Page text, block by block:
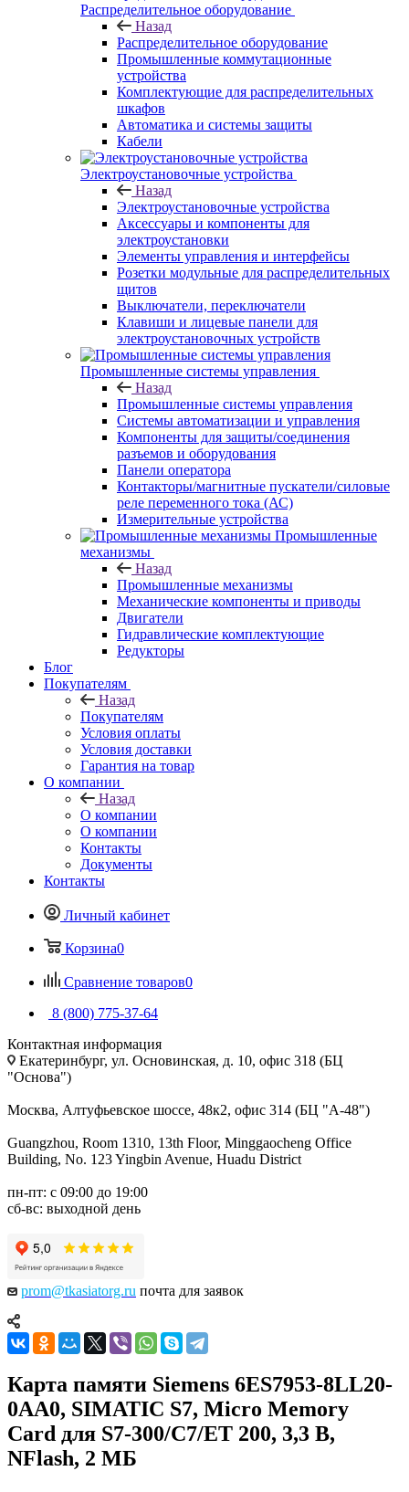
Распределительное оборудование
Назад
Распределительное оборудование
Промышленные коммутационные
устройства
Комплектующие для распределительных
шкафов
Автоматика и системы защиты
Кабели
Электроустановочные устройства
Назад
Электроустановочные устройства
Аксессуары и компоненты для
электроустановки
Элементы управления и интерфейсы
Розетки модульные для распределительных
щитов
Выключатели, переключатели
Клавиши и лицевые панели для
электроустановочных устройств
Промышленные системы управления
Назад
Промышленные системы управления
Системы автоматизации и управления
Компоненты для защиты/соединения
разъемов и оборудования
Панели оператора
Контакторы/магнитные пускатели/силовые
реле переменного тока (АС)
Измерительные устройства
Промышленные
механизмы
Назад
Промышленные механизмы
Механические компоненты и приводы
Двигатели
Гидравлические комплектующие
Редукторы
Блог
Покупателям
Назад
Покупателям
Условия оплаты
Условия доставки
Гарантия на товар
О компании
Назад
О компании
О компании
Контакты
Документы
Контакты
Личный кабинет
Корзина0
Сравнение товаров0
8 (800) 775-37-64
Контактная информация
Екатеринбург, ул. Основинская, д. 10, офис 318 (БЦ
"Основа")
Москва, Алтуфьевское шоссе, 48к2, офис 314 (БЦ "А-48")
Guangzhou, Room 1310, 13th Floor, Minggaocheng Office
Building, No. 123 Yingbin Avenue, Huadu District
пн-пт: с 09:00 до 19:00
сб-вс: выходной день
prom@tkasiatorg.ru почта для заявок
​Карта памяти Siemens 6ES7953-8LL20-
0AA0, SIMATIC S7, Micro Memory
Card для S7-300/C7/ET 200, 3,3 В,
NFlash, 2 МБ